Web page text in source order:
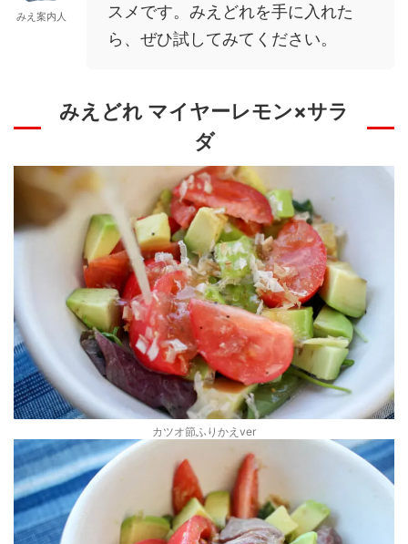
みえ案内人
スメです。みえどれを手に入れた
ら、ぜひ試してみてください。
みえどれ マイヤーレモン×サラ
ダ
カツオ節ふりかえver